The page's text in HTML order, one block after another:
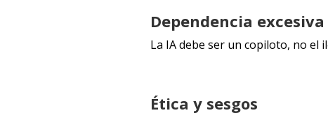
Dependencia excesiva
La IA debe ser un copiloto, no el
Ética y sesgos